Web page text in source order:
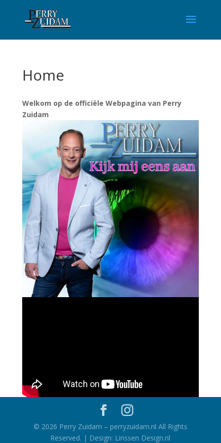
Home
Welkom op de officiële Webpagina van Perry
Zuidam
© 2026 Perry Zuidam – perryzuidam.nl All Rights
Reserved. | Design: Linssen Design.nl